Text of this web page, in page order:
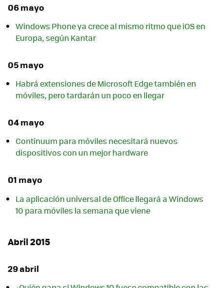
06 mayo
Windows Phone ya crece al mismo ritmo que iOS en
Europa, según Kantar
05 mayo
Habrá extensiones de Microsoft Edge también en
móviles, pero tardarán un poco en llegar
04 mayo
Continuum para móviles necesitará nuevos
dispositivos con un mejor hardware
01 mayo
La aplicación universal de Office llegará a Windows
10 para móviles la semana que viene
Abril 2015
29 abril